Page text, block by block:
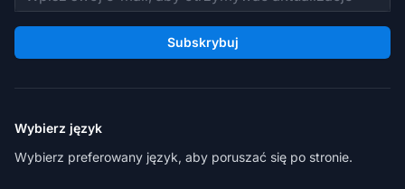
Subskrybuj
Wybierz język
Wybierz preferowany język, aby poruszać się po stronie.